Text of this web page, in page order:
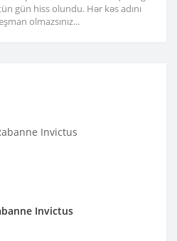
gün hiss olundu. Hər kəs adını
olmazsınız...
Invictus